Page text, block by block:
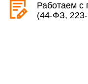
Работаем с
(44-ФЗ,